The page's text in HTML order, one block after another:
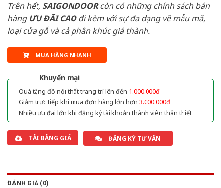
Trên hết, SAIGONDOORcòn có những chính sách bán
hàng ƯU ĐÃI CAOđi kèm với sự đa dạng về mẫu mã,
loại cửa gỗ và cả phân khúc giá thành.
MUA HÀNG NHANH
Khuyến mại
Quà tặng đồ nội thất trang trí lên đến 1.000.000đ
Giảm trực tiếp khi mua đơn hàng lớn hơn 3.000.000đ
Nhiều ưu đãi lớn khi đăng ký tài khoản thành viên thân thiết
TẢI BẢNG GIÁ ĐĂNG KÝ TƯ VẤN
ĐÁNH GIÁ (0)